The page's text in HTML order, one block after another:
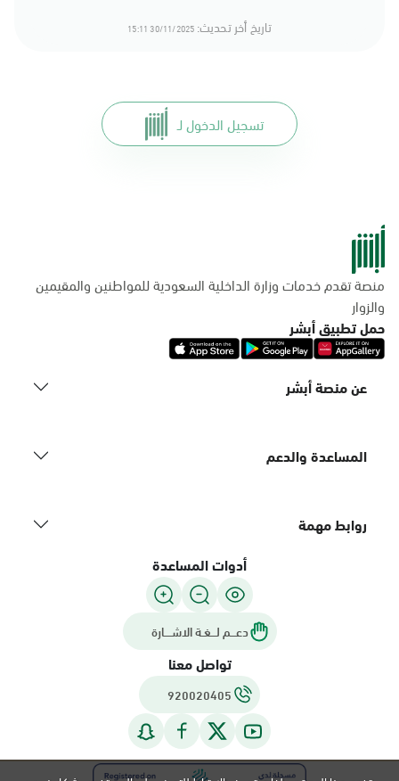
تاريخ أخر تحديث: 30/11/2025 15:11
تسجيل الدخول لـ
منصة تقدم خدمات وزارة الداخلية السعودية للمواطنين والمقيمين
والزوار
حمل تطبيق أبشر
عن منصة أبشر
المساعدة والدعم
روابط مهمة
أدوات المساعدة
دعـــم لـــغـة الاشــــارة
تواصل معنا
920020405